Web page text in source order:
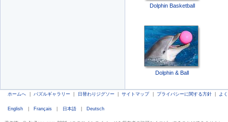
Dolphin Basketball
Dolphin & Ball
ホームへ パズルギャラリー 日替わりジグソー サイトマップ プライバシーに関する方針 よ
English Français 日本語 Deutsch